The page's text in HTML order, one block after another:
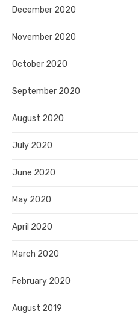
December 2020
November 2020
October 2020
September 2020
August 2020
July 2020
June 2020
May 2020
April 2020
March 2020
February 2020
August 2019